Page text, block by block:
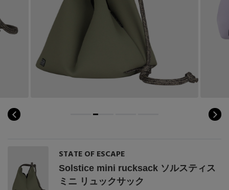
STATE OF ESCAPE
Solstice mini rucksack ソルスティス
ミニ リュックサック